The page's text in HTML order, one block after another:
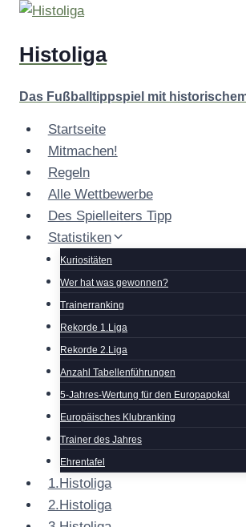
Zum
springen
Histoliga
Das Fußballtippspiel mit
Startseite
Mitmachen!
Regeln
Alle Wettbewerbe
Des Spielleiters Tipp
Statistiken
Kuriositäten
Wer hat was gewonnen?
Trainerranking
Rekorde 1.Liga
Rekorde 2.Liga
Anzahl Tabellenführungen
5-Jahres-Wertung für den Europapokal
Europäisches Klubranking
Trainer des Jahres
Ehrentafel
1.Histoliga
2.Histoliga